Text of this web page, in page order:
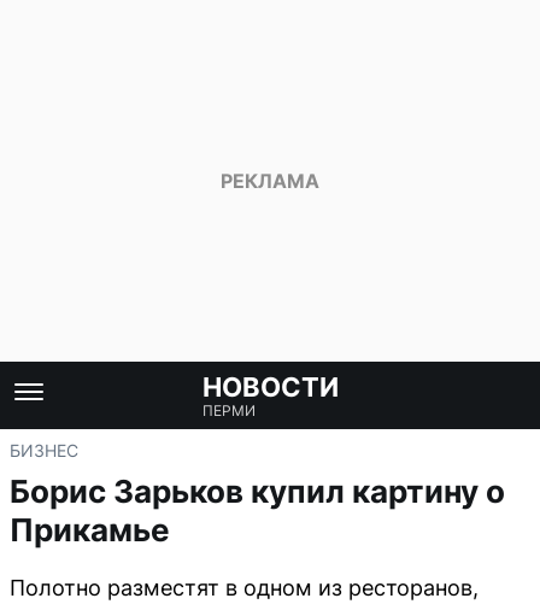
НОВОСТИ
ПЕРМИ
БИЗНЕС
Борис Зарьков купил картину о
Прикамье
Полотно разместят в одном из ресторанов,